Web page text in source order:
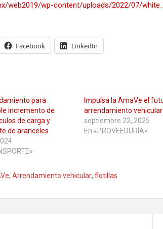
web2019/wp-content/uploads/2022/07/
Facebook LinkedIn
para
incremento de
de carga y
de aranceles
Impulsa la AmaVe el
arrendamiento
septiembre 22, 2025
En «PROVEEDURÍA»
, Arrendamiento vehicular, flotillas